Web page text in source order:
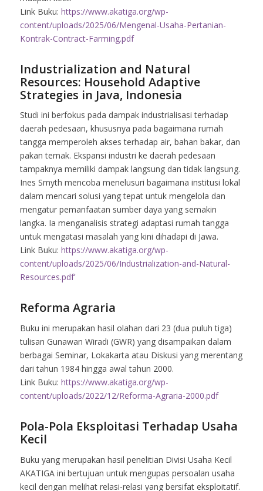
Link Buku: https://www.akatiga.org/wp-
content/uploads/2025/06/Mengenal-Usaha-Pertanian-
Kontrak-Contract-Farming.pdf
Industrialization and Natural
Resources: Household Adaptive
Strategies in Java, Indonesia
Studi ini berfokus pada dampak industrialisasi terhadap
daerah pedesaan, khususnya pada bagaimana rumah
tangga memperoleh akses terhadap air, bahan bakar, dan
pakan ternak. Ekspansi industri ke daerah pedesaan
tampaknya memiliki dampak langsung dan tidak langsung.
Ines Smyth mencoba menelusuri bagaimana institusi lokal
dalam mencari solusi yang tepat untuk mengelola dan
mengatur pemanfaatan sumber daya yang semakin
langka. Ia menganalisis strategi adaptasi rumah tangga
untuk mengatasi masalah yang kini dihadapi di Jawa.
Link Buku: https://www.akatiga.org/wp-
content/uploads/2025/06/Industrialization-and-Natural-
Resources.pdf’
Reforma Agraria
Buku ini merupakan hasil olahan dari 23 (dua puluh tiga)
tulisan Gunawan Wiradi (GWR) yang disampaikan dalam
berbagai Seminar, Lokakarta atau Diskusi yang merentang
dari tahun 1984 hingga awal tahun 2000.
Link Buku: https://www.akatiga.org/wp-
content/uploads/2022/12/Reforma-Agraria-2000.pdf
Pola-Pola Eksploitasi Terhadap Usaha
Kecil
Buku yang merupakan hasil penelitian Divisi Usaha Kecil
AKATIGA ini bertujuan untuk mengupas persoalan usaha
kecil dengan melihat relasi-relasi yang bersifat eksploitatif.